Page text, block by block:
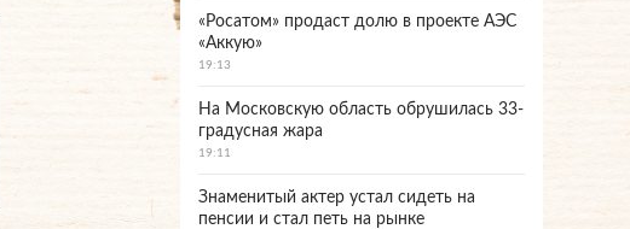
«Росатом» продаст долю в проекте АЭС
«Аккую»
19:13
На Московскую область обрушилась 33-
градусная жара
19:11
Знаменитый актер устал сидеть на
пенсии и стал петь на рынке